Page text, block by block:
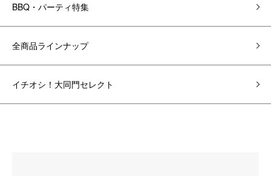
BBQ・パーティ特集
全商品ラインナップ
イチオシ！大同門セレクト